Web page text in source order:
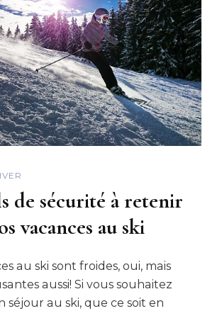
de sécurité à retenir
vacances au ski
au ski sont froides, oui, mais
aussi! Si vous souhaitez
séjour au ski, que ce soit en